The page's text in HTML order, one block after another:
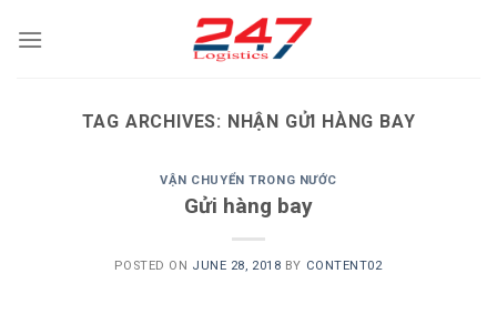
TAG ARCHIVES: NHẬN GỬI HÀNG BAY
VẬN CHUYỂN TRONG NƯỚC
Gửi hàng bay
POSTED ON JUNE 28, 2018 BY CONTENT02